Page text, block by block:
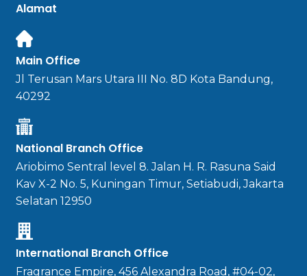
Alamat
Main Office
Jl Terusan Mars Utara III No. 8D Kota Bandung,
40292
National Branch Office
Ariobimo Sentral level 8. Jalan H. R. Rasuna Said
Kav X-2 No. 5, Kuningan Timur, Setiabudi, Jakarta
Selatan 12950
International Branch Office
Fragrance Empire, 456 Alexandra Road, #04-02,